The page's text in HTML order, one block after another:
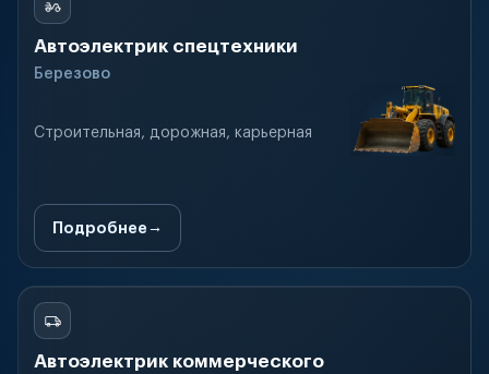
Автоэлектрик спецтехники
Березово
Строительная, дорожная, карьерная
Подробнее
Автоэлектрик коммерческого